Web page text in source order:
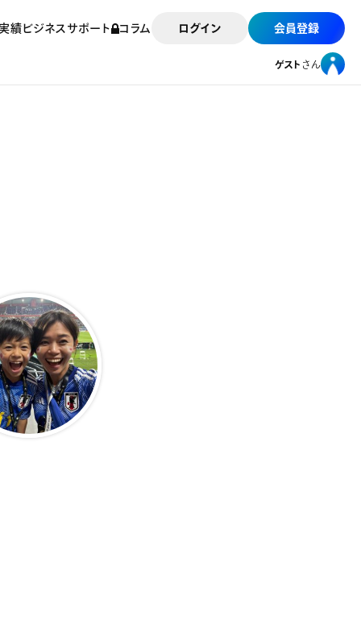
績 ビジネスサポート コラム ログイン 会員登録
ゲスト さん